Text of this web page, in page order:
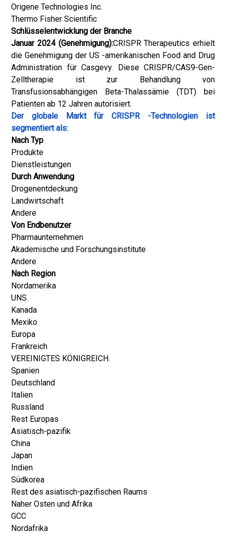
Origene Technologies Inc.
Thermo Fisher Scientific
Schlüsselentwicklung der Branche
Januar 2024 (Genehmigung):CRISPR Therapeutics erhielt
die Genehmigung der US -amerikanischen Food and Drug
Administration für Casgevy. Diese CRISPR/CAS9-Gen-
Zelltherapie ist zur Behandlung von
Transfusionsabhängigen Beta-Thalassämie (TDT) bei
Patienten ab 12 Jahren autorisiert.
Der globale Markt für CRISPR -Technologien ist
segmentiert als:
Nach Typ
Produkte
Dienstleistungen
Durch Anwendung
Drogenentdeckung
Landwirtschaft
Andere
Von Endbenutzer
Pharmaunternehmen
Akademische und Forschungsinstitute
Andere
Nach Region
Nordamerika
UNS.
Kanada
Mexiko
Europa
Frankreich
VEREINIGTES KÖNIGREICH.
Spanien
Deutschland
Italien
Russland
Rest Europas
Asiatisch-pazifik
China
Japan
Indien
Südkorea
Rest des asiatisch-pazifischen Raums
Naher Osten und Afrika
GCC
Nordafrika